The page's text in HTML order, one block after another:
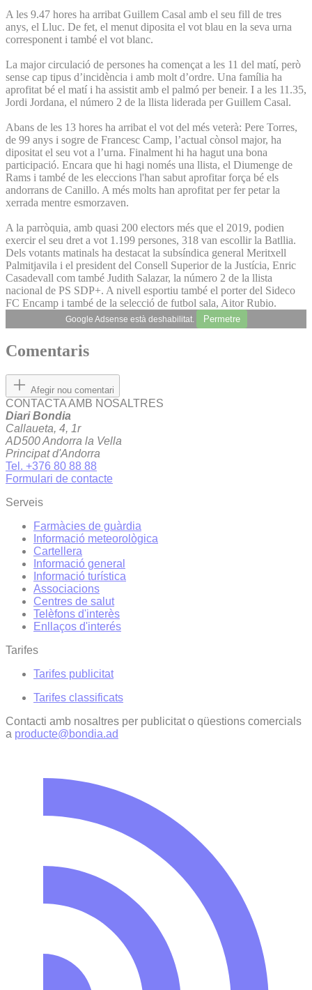
A les 9.47 hores ha arribat Guillem Casal amb el seu fill de tres
anys, el Lluc. De fet, el menut diposita el vot blau en la seva urna
corresponent i també el vot blanc.
La major circulació de persones ha començat a les 11 del matí, però
sense cap tipus d’incidència i amb molt d’ordre. Una família ha
aprofitat bé el matí i ha assistit amb el palmó per beneir. I a les 11.35,
Jordi Jordana, el número 2 de la llista liderada per Guillem Casal.
Abans de les 13 hores ha arribat el vot del més veterà: Pere Torres,
de 99 anys i sogre de Francesc Camp, l’actual cònsol major, ha
dipositat el seu vot a l’urna. Finalment hi ha hagut una bona
participació. Encara que hi hagi només una llista, el Diumenge de
Rams i també de les eleccions l'han sabut aprofitar força bé els
andorrans de Canillo. A més molts han aprofitat per fer petar la
xerrada mentre esmorzaven.
A la parròquia, amb quasi 200 electors més que el 2019, podien
exercir el seu dret a vot 1.199 persones, 318 van escollir la Batllia.
Dels votants matinals ha destacat la subsíndica general Meritxell
Palmitjavila i el president del Consell Superior de la Justícia, Enric
Casadevall com també Judith Salazar, la número 2 de la llista
nacional de PS SDP+. A nivell esportiu també el porter del Sideco
FC Encamp i també de la selecció de futbol sala, Aitor Rubio.
Google Adsense està deshabilitat. Permetre
Comentaris
Afegir nou comentari
CONTACTA AMB NOSALTRES
Diari Bondia
Callaueta, 4, 1r
AD500 Andorra la Vella
Principat d'Andorra
Tel. +376 80 88 88
Formulari de contacte
Serveis
Farmàcies de guàrdia
Informació meteorològica
Cartellera
Informació general
Informació turística
Associacions
Centres de salut
Telèfons d'interès
Enllaços d'interés
Tarifes
Tarifes publicitat
Tarifes classificats
Contacti amb nosaltres per publicitat o qüestions comercials
a producte@bondia.ad